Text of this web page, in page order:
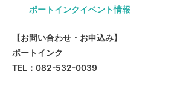
ポートインクイベント情報
【お問い合わせ・お申込み】
ポートインク
TEL：082-532-0039